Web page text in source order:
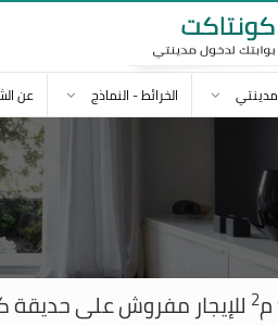
مدينتي الخرائط - النماذج عن
2 للإيجار مفروش على حديقة